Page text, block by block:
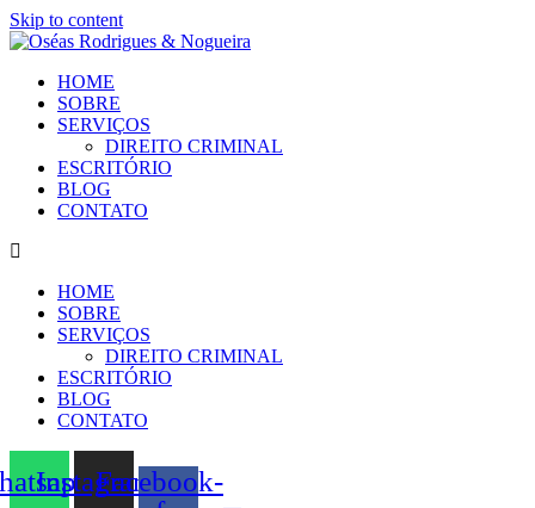
Skip to content
HOME
SOBRE
SERVIÇOS
DIREITO CRIMINAL
ESCRITÓRIO
BLOG
CONTATO
HOME
SOBRE
SERVIÇOS
DIREITO CRIMINAL
ESCRITÓRIO
BLOG
CONTATO
InstagramFacebook-